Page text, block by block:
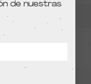
de nuestras